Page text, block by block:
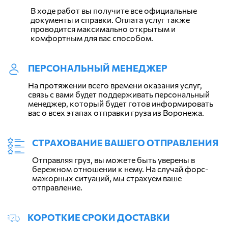
В ходе работ вы получите все официальные
документы и справки. Оплата услуг также
проводится максимально открытым и
комфортным для вас способом.
ПЕРСОНАЛЬНЫЙ МЕНЕДЖЕР
На протяжении всего времени оказания услуг,
связь с вами будет поддерживать персональный
менеджер, который будет готов информировать
вас о всех этапах отправки груза из Воронежа.
СТРАХОВАНИЕ ВАШЕГО ОТПРАВЛЕНИЯ
Отправляя груз, вы можете быть уверены в
бережном отношении к нему. На случай форс-
мажорных ситуаций, мы страхуем ваше
отправление.
КОРОТКИЕ СРОКИ ДОСТАВКИ